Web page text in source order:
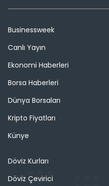
Businessweek
Canlı Yayın
Ekonomi Haberleri
Borsa Haberleri
Dünya Borsaları
Kripto Fiyatları
Künye
Döviz Kurları
Döviz Çevirici